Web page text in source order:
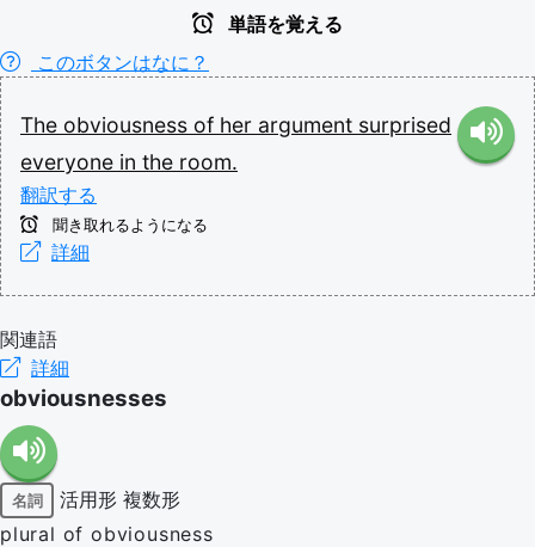
単語を覚える
このボタンはなに？
The obviousness of her argument surprised
everyone in the room.
翻訳する
聞き取れるようになる
詳細
関連語
詳細
obviousnesses
名詞 活用形 複数形
plural of obviousness